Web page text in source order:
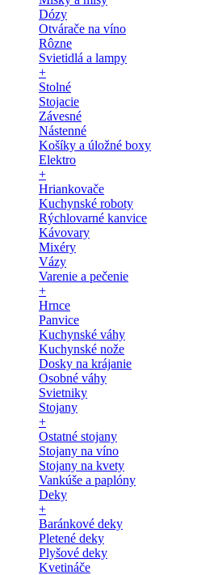
Dózy
Otvárače na víno
Rôzne
Svietidlá a lampy
+
Stolné
Stojacie
Závesné
Nástenné
Košíky a úložné boxy
Elektro
+
Hriankovače
Kuchynské roboty
Rýchlovarné kanvice
Kávovary
Mixéry
Vázy
Varenie a pečenie
+
Hrnce
Panvice
Kuchynské váhy
Kuchynské nože
Dosky na krájanie
Osobné váhy
Svietniky
Stojany
+
Ostatné stojany
Stojany na víno
Stojany na kvety
Vankúše a paplóny
Deky
+
Baránkové deky
Pletené deky
Plyšové deky
Kvetináče